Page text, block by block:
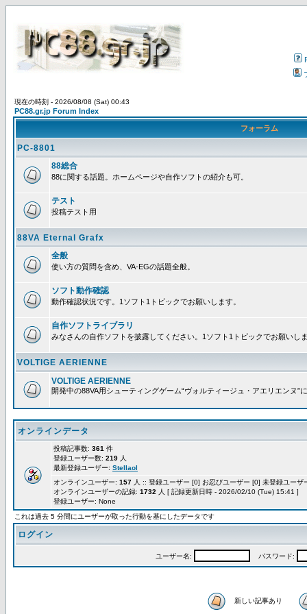
現在の時刻 - 2026/08/08 (Sat) 00:43
PC88.gr.jp Forum Index
フォーラム
PC-8801
88総合
88に関する話題。ホームページや自作ソフトの紹介も可。
テスト
投稿テスト用
88VA Eternal Grafx
全般
使い方の質問を含め、VA-EGの話題全般。
ソフト動作確認
動作確認状況です。1ソフト1トピックでお願いします。
自作ソフトライブラリ
みなさんの自作ソフトを披露してください。1ソフト1トピックでお願いし
VOLTIGE AERIENNE
VOLTIGE AERIENNE
開発中の88VA用シューティングゲーム“ヴォルティージュ・アエリエンヌ”
オンラインデータ
投稿記事数: 361 件
登録ユーザー数: 219 人
最新登録ユーザー: Stellaol
オンラインユーザー: 157 人 :: 登録ユーザー [0] お忍びユーザー [0] 未登録ユー
オンラインユーザーの記録: 1732 人 [ 記録更新日時 - 2026/02/10 (Tue) 15:41 ]
登録ユーザー: None
これは過去 5 分間にユーザーが取った行動を基にしたデータです
ログイン
ユーザー名: パスワード:
新しい記事あり